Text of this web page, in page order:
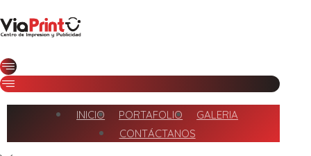
INICIO PORTAFOLIO
GALERIA
CONTÁCTANOS